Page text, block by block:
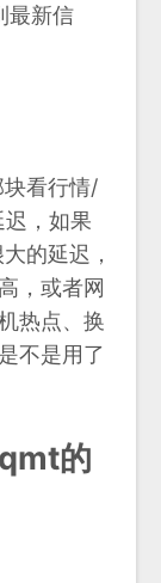
最新信
看行情/
，如果
的延迟，
，或者网
热点、换
不是用了
的